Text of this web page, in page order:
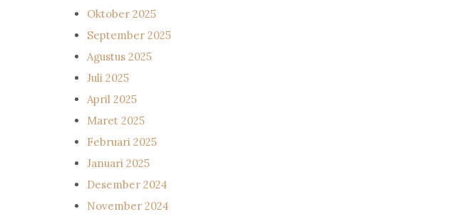
Oktober 2025
September 2025
Agustus 2025
Juli 2025
April 2025
Maret 2025
Februari 2025
Januari 2025
Desember 2024
November 2024